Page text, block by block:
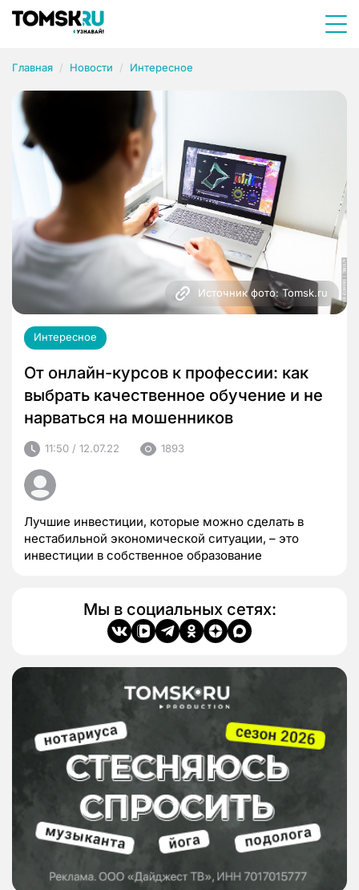
Главная Новости Интересное
Источник фото: Tomsk.ru
Интересное
От онлайн-курсов к профессии: как
выбрать качественное обучение и не
нарваться на мошенников
11:50 / 12.07.22 1893
Лучшие инвестиции, которые можно сделать в
нестабильной экономической ситуации, – это
инвестиции в собственное образование
Мы в социальных сетях: